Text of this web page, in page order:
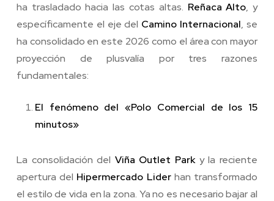
ha trasladado hacia las cotas altas. Reñaca Alto, y
específicamente el eje del Camino Internacional, se
ha consolidado en este 2026 como el área con mayor
proyección de plusvalía por tres razones
fundamentales:
El fenómeno del «Polo Comercial de los 15
minutos»
La consolidación del Viña Outlet Parky la reciente
apertura del Hipermercado Liderhan transformado
el estilo de vida en la zona. Ya no es necesario bajar al